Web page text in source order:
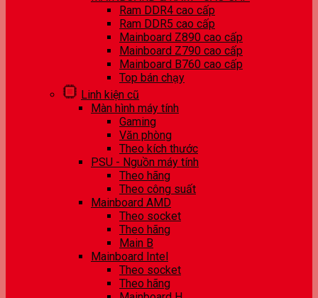
Ram DDR4 cao cấp
Ram DDR5 cao cấp
Mainboard Z890 cao cấp
Mainboard Z790 cao cấp
Mainboard B760 cao cấp
Top bán chạy
Linh kiện cũ
Màn hình máy tính
Gaming
Văn phòng
Theo kích thước
PSU - Nguồn máy tính
Theo hãng
Theo công suất
Mainboard AMD
Theo socket
Theo hãng
Main B
Mainboard Intel
Theo socket
Theo hãng